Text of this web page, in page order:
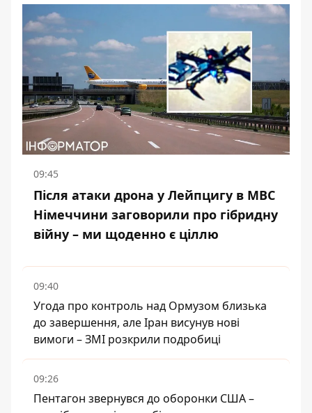
09:45
Після атаки дрона у Лейпцигу в МВС
Німеччини заговорили про гібридну
війну – ми щоденно є ціллю
09:40
Угода про контроль над Ормузом близька
до завершення, але Іран висунув нові
вимоги – ЗМІ розкрили подробиці
09:26
Пентагон звернувся до оборонки США –